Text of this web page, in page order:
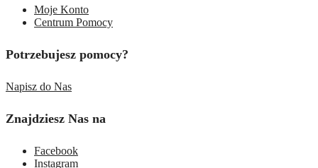
Moje Konto
Centrum Pomocy
Potrzebujesz pomocy?
Napisz do Nas
Znajdziesz Nas na
Facebook
Instagram